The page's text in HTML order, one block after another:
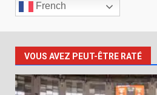
French
VOUS AVEZ PEUT-ÊTRE RATÉ